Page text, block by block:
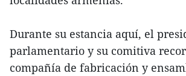
Durante su estancia aquí, el
parlamentario y su comitiva
compañía de fabricación y